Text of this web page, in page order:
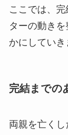
ここでは、
ターの動き
かにしていき
完結までの
両親を亡く